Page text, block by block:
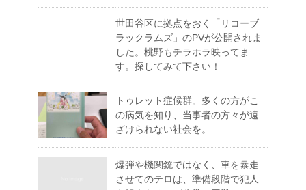
世田谷区に拠点をおく「リコーブ
ラックラムズ」のPVが公開されま
した。桃野もチラホラ映ってま
す。探してみて下さい！
トゥレット症候群。多くの方がこ
の病気を知り、当事者の方々が遠
ざけられない社会を。
爆弾や機関銃ではなく、車を暴走
させてのテロは、準備段階で犯人